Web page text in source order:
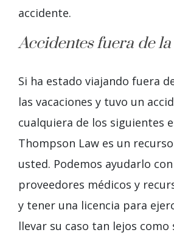
accidente.
Accidentes fuera de
Si ha estado viajando fuera
las vacaciones y tuvo un
cualquiera de los siguientes
Thompson Law es un
usted. Podemos ayudarlo
proveedores médicos y
y tener una licencia para
llevar su caso tan lejos como